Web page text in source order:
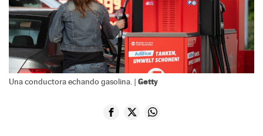
Una conductora echando gasolina. | Getty